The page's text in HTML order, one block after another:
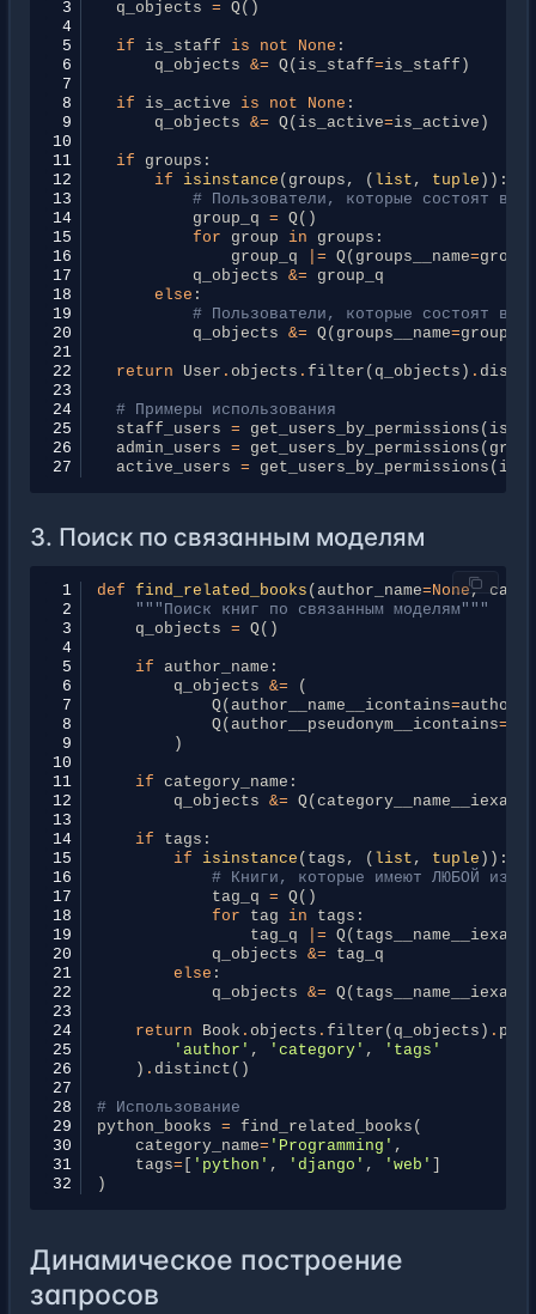
3 q_objects = Q ()
4
5
if is_staff is not None :
6
q_objects &= Q ( is_staff=is_staff )
7
8
if is_active is not None :
9
q_objects &= Q ( is_active=is_active )
10
11
if groups :
12
if isinstance ( groups , ( list , tuple )):
13
# Пользователи, которые состоят в
14
group_q = Q ()
15
for group in groups :
16
group_q |= Q ( groups__name=group
17
q_objects &=
group_q
18
else :
19
# Пользователи, которые состоят в
20
q_objects &= Q ( groups__name=groups
21
22
return User . objects . filter ( q_objects ) .
23
24
# Примеры использования
25
staff_users = get_users_by_permissions (
26
admin_users = get_users_by_permissions (
27
active_users = get_users_by_permissions (
3. Поиск по связанным моделям
1 def find_related_books ( author_name=None,
2
"""Поиск книг по связанным моделям"""
3
q_objects = Q ()
4
5
if author_name :
6
q_objects &=
(
7
Q ( author__name__icontains=
8
Q ( author__pseudonym__icontains=
9
)
10
11
if category_name :
12
q_objects &= Q ( category__name__iexact
13
14
if tags :
15
if isinstance ( tags , ( list , tuple )):
16
# Книги, которые имеют ЛЮБОЙ из
17
tag_q = Q ()
18
for tag in tags :
19
tag_q |= Q ( tags__name__iexact
20
q_objects &=
tag_q
21
else :
22
q_objects &= Q ( tags__name__iexact
23
24
return Book . objects . filter ( q_objects ) .
25
'author' , 'category' ,
'tags'
26
) . distinct ()
27
28
# Использование
29
python_books = find_related_books (
30
category_name= 'Programming' ,
31
tags= 'python' , 'django' , 'web'
32
)
Динамическое построение
запросов